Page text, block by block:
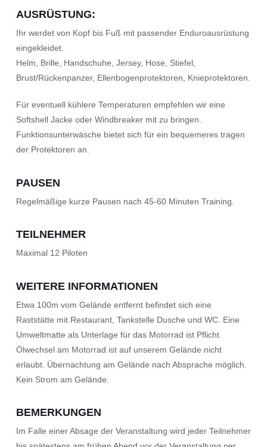
AUSRÜSTUNG:
Ihr werdet von Kopf bis Fuß mit passender Enduroausrüstung
eingekleidet.
Helm, Brille, Handschuhe, Jersey, Hose, Stiefel,
Brust/Rückenpanzer, Ellenbogenprotektoren, Knieprotektoren.
Für eventuell kühlere Temperaturen empfehlen wir eine
Softshell Jacke oder Windbreaker mit zu bringen.
Funktionsunterwäsche bietet sich für ein bequemeres tragen
der Protektoren an.
PAUSEN
Regelmäßige kurze Pausen nach 45-60 Minuten Training.
TEILNEHMER
Maximal 12 Piloten
WEITERE INFORMATIONEN
Etwa 100m vom Gelände entfernt befindet sich eine
Raststätte mit Restaurant, Tankstelle Dusche und WC. Eine
Umweltmatte als Unterlage für das Motorrad ist Pflicht.
Ölwechsel am Motorrad ist auf unserem Gelände nicht
erlaubt. Übernachtung am Gelände nach Absprache möglich.
Kein Strom am Gelände.
BEMERKUNGEN
Im Falle einer Absage der Veranstaltung wird jeder Teilnehmer